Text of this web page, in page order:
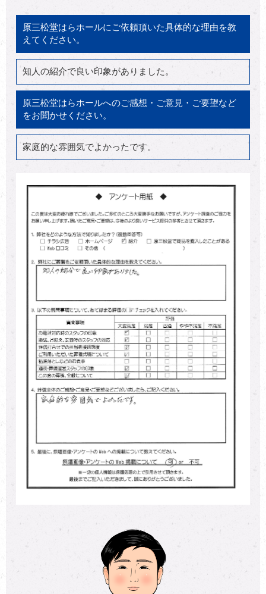
原三松堂はらホールにご依頼頂いた具体的な理由を教
えてください。
知人の紹介で良い印象がありました。
原三松堂はらホールへのご感想・ご意見・ご要望など
をお聞かせください。
家庭的な雰囲気でよかったです。